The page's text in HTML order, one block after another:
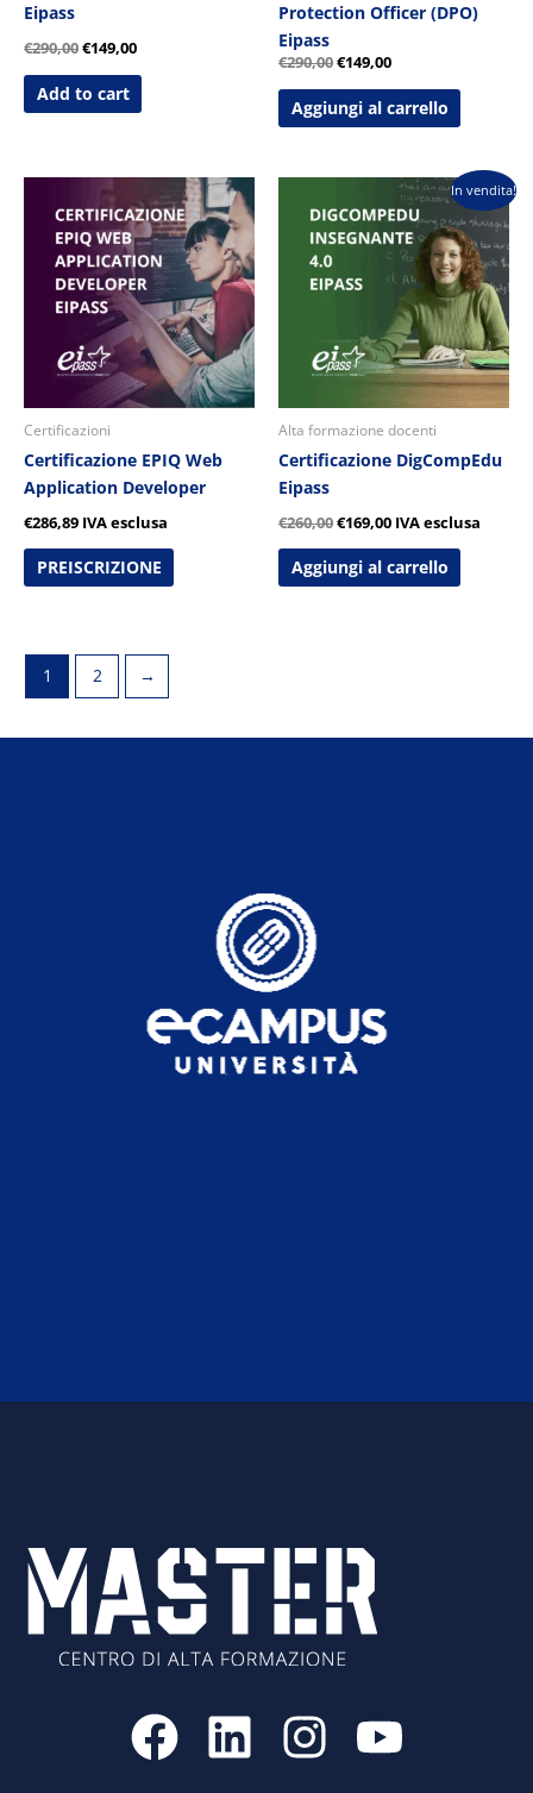
Eipass
€290,00€149,00
Add to cart
Protection Officer (DPO)
Eipass
€290,00€149,00
Aggiungi al carrello
Certificazioni
Certificazione EPIQ Web
Application Developer
€286,89 IVA esclusa
PREISCRIZIONE
In vendita!
Alta formazione docenti
Certificazione DigCompEdu
Eipass
€260,00
prezzo
originale
era:
€260,00.
€169,00
Il
prezzo
attuale
è:
€169,00.
IVA esclusa
Aggiungi al carrello
1 2 →
F
a
L
i
I
n
Y
o